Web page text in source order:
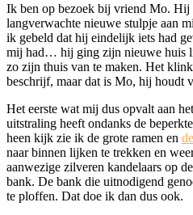
Ik ben op bezoek bij vriend Mo. Hij
langverwachte nieuwe stulpje aan
ik gebeld dat hij eindelijk iets had
mij had… hij ging zijn nieuwe huis
zo zijn thuis van te maken. Het
beschrijf, maar dat is Mo, hij houdt
Het eerste wat mij dus opvalt aan
uitstraling heeft ondanks de
heen kijk zie ik de grote ramen en
naar binnen lijken te trekken en
aanwezige zilveren kandelaars op
bank. De bank die uitnodigend
te ploffen. Dat doe ik dan dus ook.